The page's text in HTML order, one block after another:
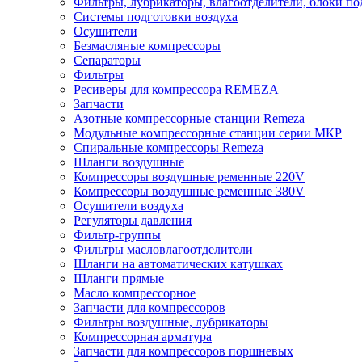
Системы подготовки воздуха
Осушители
Безмасляные компрессоры
Сепараторы
Фильтры
Ресиверы для компрессора REMEZA
Запчасти
Азотные компрессорные станции Remeza
Модульные компрессорные станции серии МКР
Спиральные компрессоры Remeza
Шланги воздушные
Компрессоры воздушные ременные 220V
Компрессоры воздушные ременные 380V
Осушители воздуха
Регуляторы давления
Фильтр-группы
Фильтры масловлагоотделители
Шланги на автоматических катушках
Шланги прямые
Масло компрессорное
Запчасти для компрессоров
Фильтры воздушные, лубрикаторы
Компрессорная арматура
Запчасти для компрессоров поршневых